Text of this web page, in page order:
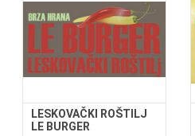
LESKOVAČKI ROŠTILJ
LE BURGER